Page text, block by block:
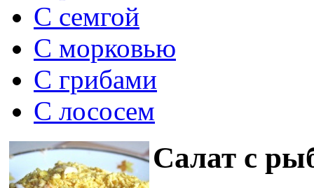
С семгой
С морковью
С грибами
С лососем
Салат с